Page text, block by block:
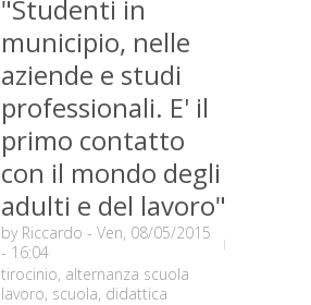
"Studenti in
municipio, nelle
aziende e studi
professionali. E' il
primo contatto
con il mondo degli
adulti e del lavoro"
by Riccardo - Ven, 08/05/2015
- 16:04
tirocinio, alternanza scuola
lavoro, scuola, didattica